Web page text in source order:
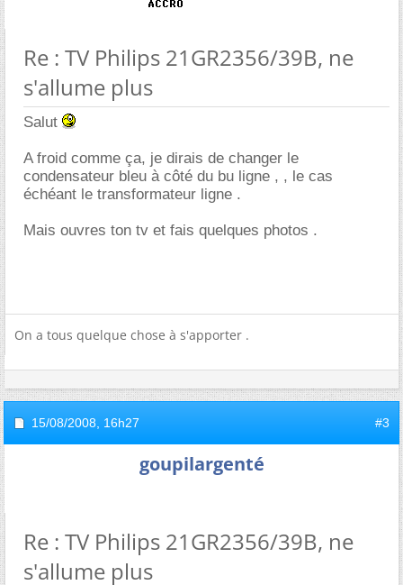
Re : TV Philips 21GR2356/39B, ne
s'allume plus
Salut
A froid comme ça, je dirais de changer le
condensateur bleu à côté du bu ligne , , le cas
échéant le transformateur ligne .
Mais ouvres ton tv et fais quelques photos .
On a tous quelque chose à s'apporter .
15/08/2008, 16h27 #3
goupilargenté
Re : TV Philips 21GR2356/39B, ne
s'allume plus